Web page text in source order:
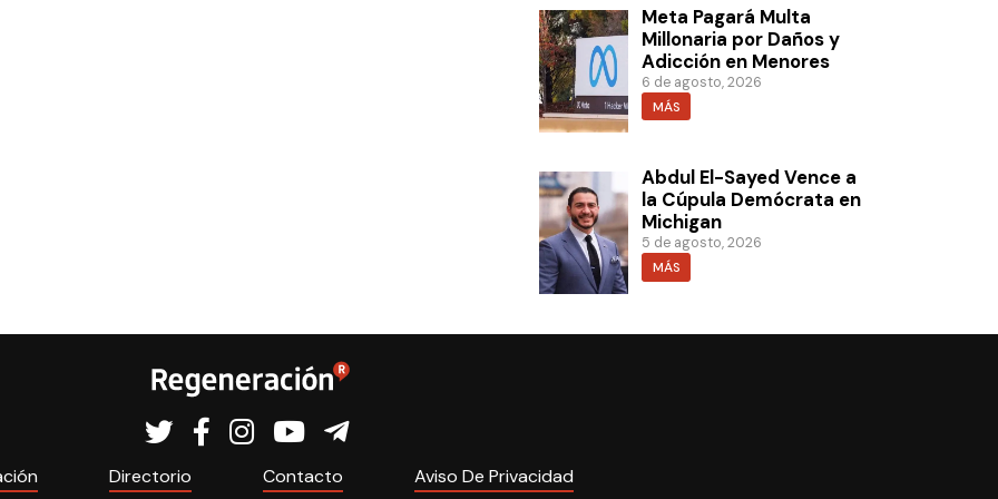
Meta Pagará Multa
Millonaria por Daños y
Adicción en Menores
6 de agosto, 2026
MÁS
Abdul El-Sayed Vence a
la Cúpula Demócrata en
Michigan
5 de agosto, 2026
MÁS
Directorio Contacto Aviso De Privacidad